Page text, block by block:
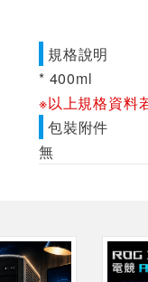
規格說明
* 400ml
※以上規格資料
包裝附件
無